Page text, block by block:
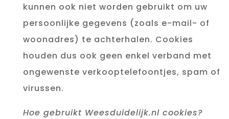
kunnen ook niet worden gebruikt om uw
persoonlijke gegevens (zoals e-mail- of
woonadres) te achterhalen. Cookies
houden dus ook geen enkel verband met
ongewenste verkooptelefoontjes, spam of
virussen.
Hoe gebruikt Weesduidelijk.nl cookies?